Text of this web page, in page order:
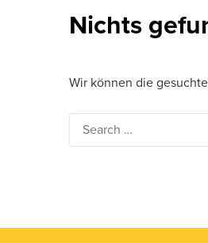
Nichts
Wir können die